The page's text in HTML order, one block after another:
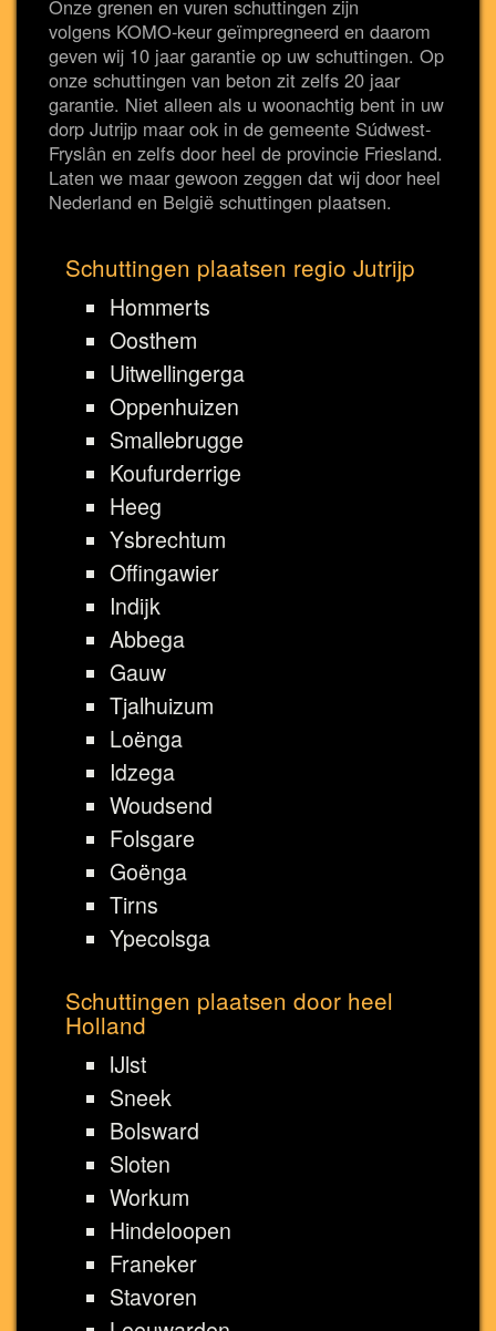
Onze grenen en vuren schuttingen zijn
volgens KOMO-keur geïmpregneerd en daarom
geven wij 10 jaar garantie op uw schuttingen. Op
onze schuttingen van beton zit zelfs 20 jaar
garantie. Niet alleen als u woonachtig bent in uw
dorp Jutrijp maar ook in de gemeente Súdwest-
Fryslân en zelfs door heel de provincie Friesland.
Laten we maar gewoon zeggen dat wij door heel
Nederland en België schuttingen plaatsen.
Schuttingen plaatsen regio Jutrijp
Hommerts
Oosthem
Uitwellingerga
Oppenhuizen
Smallebrugge
Koufurderrige
Heeg
Ysbrechtum
Offingawier
Indijk
Abbega
Gauw
Tjalhuizum
Loënga
Idzega
Woudsend
Folsgare
Goënga
Tirns
Ypecolsga
Schuttingen plaatsen door heel
Holland
IJlst
Sneek
Bolsward
Sloten
Workum
Hindeloopen
Franeker
Stavoren